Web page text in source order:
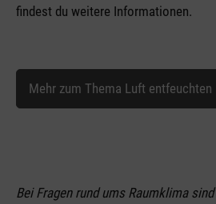
findest du weitere Informationen.
Mehr zum Thema Luft entfeuchten
Bei Fragen rund ums Raumklima sind